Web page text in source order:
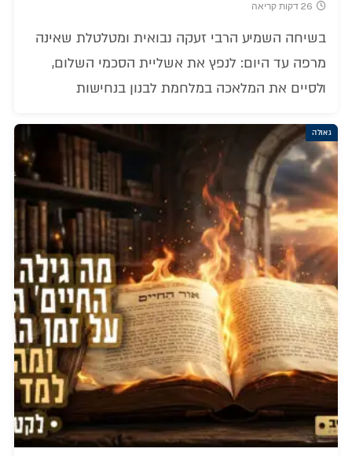
26 דקות קריאה
בשיחה השמיע הרבי זעקה נבואית ומטלטלת שאינה
מרפה עד היום: לנפץ את אשליית הסכמי השלום,
ולסיים את המלאכה במלחמת לבנון בנחישות
גאולה